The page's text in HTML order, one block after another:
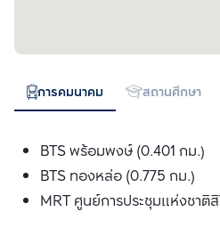
การคมนาคม สถานศึกษา
BTS พร้อมพงษ์ (0.401 กม.)
BTS ทองหล่อ (0.775 กม.)
MRT ศูนย์การประชุมแห่งชาติสิ